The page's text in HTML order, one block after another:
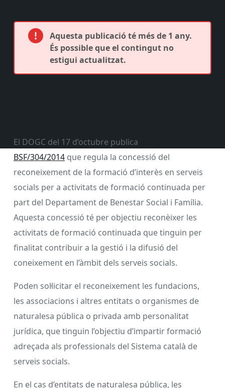
Aquesta publicació té més de 1 any.
És possible que el contingut no
estigui actualitzat.
El DOGC del 17 d’octubre publica
BSF/304/2014 que regula la concessió del
reconeixement de la formació d’interès en serveis
socials per a activitats de formació continuada per
part del Departament de Benestar Social i Família.
Aquesta concessió té per objectiu reconèixer les
activitats de formació continuada que tinguin per
finalitat contribuir a la gestió i la difusió del
coneixement en l’àmbit dels serveis socials.
Poden sol·licitar el reconeixement les fundacions,
les associacions i altres entitats o organismes de
naturalesa pública o privada amb personalitat
jurídica, que tinguin l’objectiu d’impartir formació
adreçada als professionals del Sistema català de
serveis socials.
En el cas d’entitats de naturalesa pública, les